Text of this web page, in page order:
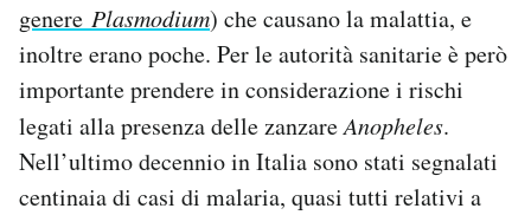
genere Plasmodium) che causano la malattia, e
inoltre erano poche. Per le autorità sanitarie è però
importante prendere in considerazione i rischi
legati alla presenza delle zanzareAnopheles.
Nell’ultimo decennio in Italia sono stati segnalati
centinaia di casi di malaria, quasi tutti relativi a